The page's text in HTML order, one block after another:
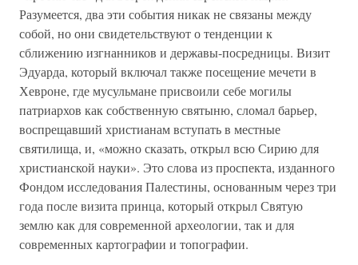
Разумеется, два эти события никак не связаны между
собой, но они свидетельствуют о тенденции к
сближению изгнанников и державы-посредницы. Визит
Эдуарда, который включал также посещение мечети в
Хевроне, где мусульмане присвоили себе могилы
патриархов как собственную святыню, сломал барьер,
воспрещавший христианам вступать в местные
святилища, и, «можно сказать, открыл всю Сирию для
христианской науки». Это слова из проспекта, изданного
Фондом исследования Палестины, основанным через три
года после визита принца, который открыл Святую
землю как для современной археологии, так и для
современных картографии и топографии.